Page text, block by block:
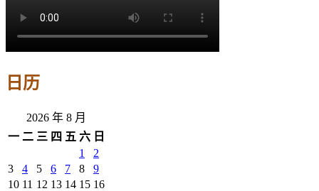
日历
2026 年 8 月
一 二 三 四 五 六 日
1
2
3
4 5 6 7 8
9
10 11 12 13 14 15 16